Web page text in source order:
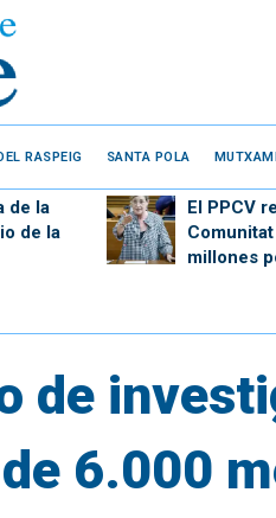
RASPEIG SANTA POLA
de la
de la
El PPCV
millones
de
6.000